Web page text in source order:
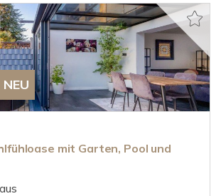
NEU
mit Garten, Pool und